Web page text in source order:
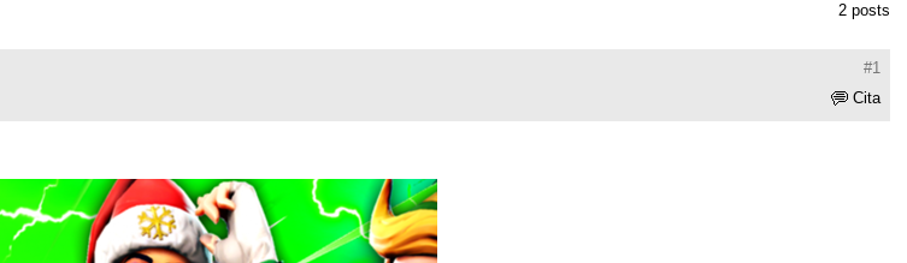
2 posts
#1
Cita